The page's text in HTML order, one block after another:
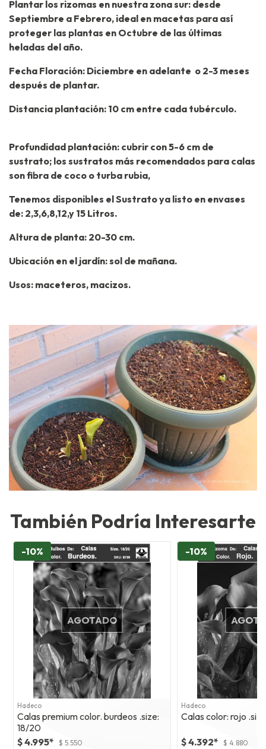
Plantar los rizomas en nuestra zona sur: desde
Septiembre a Febrero, ideal en macetas para así
proteger las plantas en Octubre de las últimas
heladas del año.
Fecha Floración: Diciembre en adelante o 2-3 meses
después de plantar.
Distancia plantación: 10 cm entre cada tubérculo.
Profundidad plantación: cubrir con 5-6 cm de
sustrato; los sustratos más recomendados para calas
son fibra de coco o turba rubia,
Tenemos disponibles el Sustrato ya listo en envases
de: 2,3,6,8,12,y 15 Litros.
Altura de planta: 20-30 cm.
Ubicación en el jardín: sol de mañana.
Usos: maceteros, macizos.
También Podría Interesarte
-10%
AGOTADO
Hadeco
Calas premium color. burdeos .size:
18/20
$ 4.995* $ 5.550
-10%
Hadeco
Calas color: rojo
$ 4.392* $ 4.880